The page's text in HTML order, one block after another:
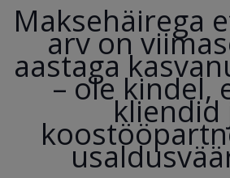
Maksehäirega
arv on
aastaga
– ole kindel,
kliendid